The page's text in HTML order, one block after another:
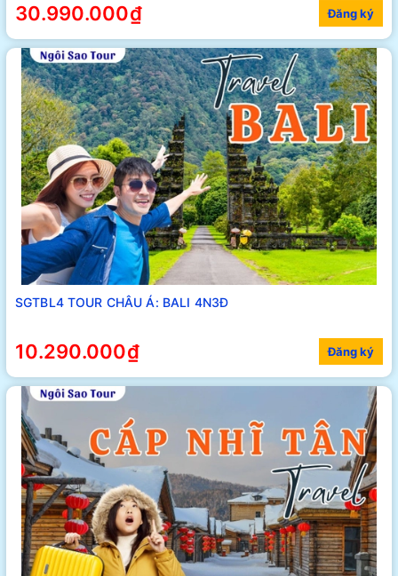
30.990.000₫ Đăng ký
SGTBL4 TOUR CHÂU Á: BALI 4N3Đ
10.290.000₫ Đăng ký